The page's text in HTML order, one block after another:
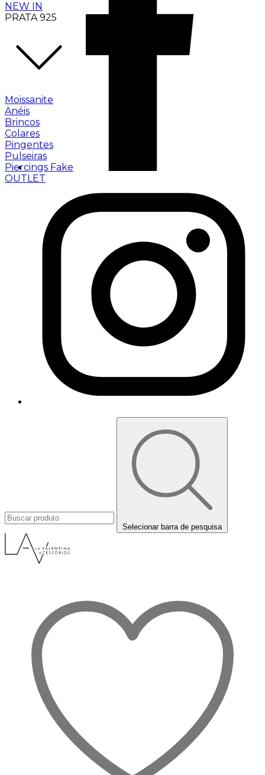
NEW IN
PRATA 925
Moissanite
Anéis
Brincos
Colares
Pingentes
Pulseiras
Piercings Fake
OUTLET
Selecionar barra de pesquisa